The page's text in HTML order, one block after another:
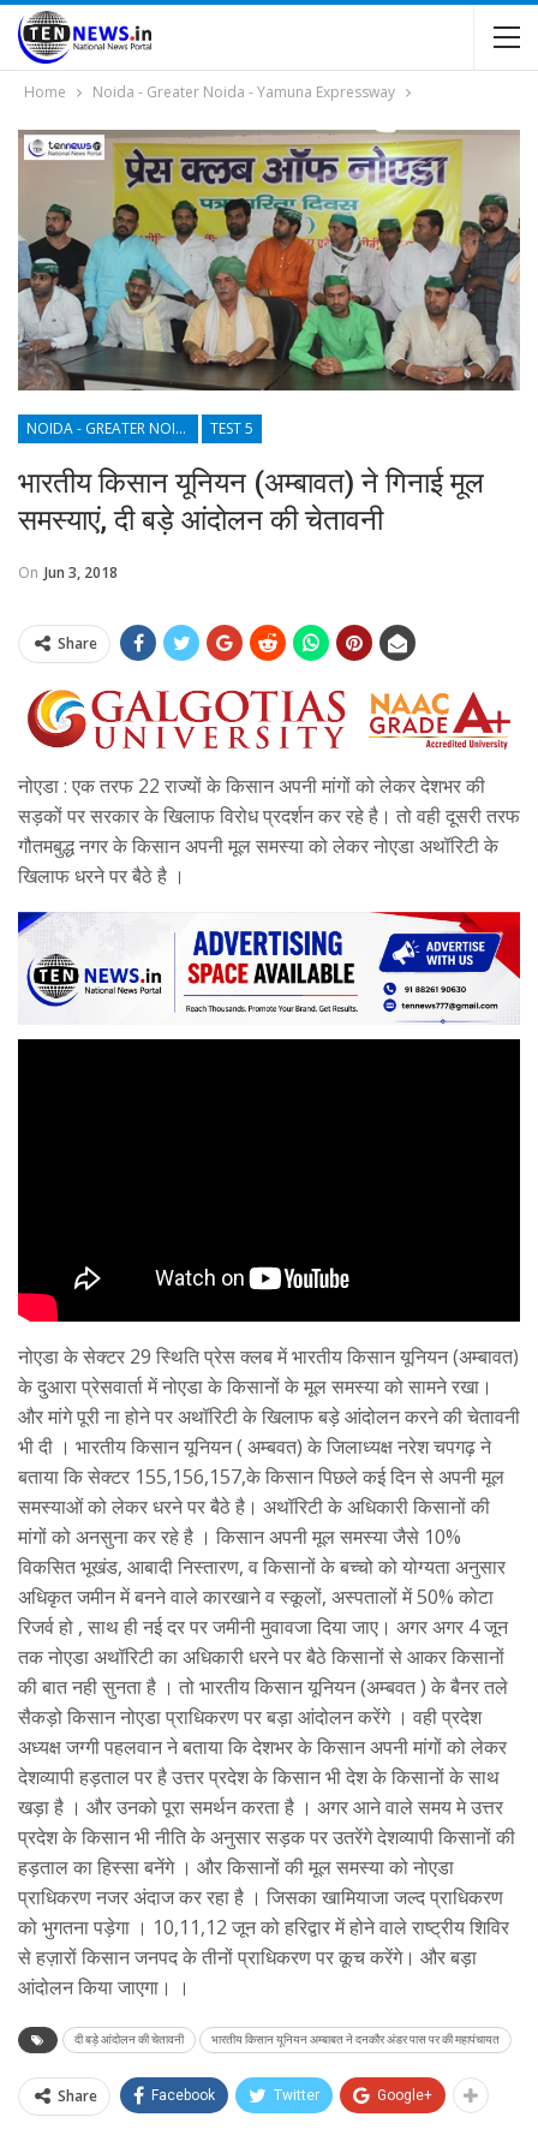
Home Noida - Greater Noida - Yamuna Expressway
NOIDA - GREATER NOIDA - YAMUNA EXPRESSWAY TEST 5
भारतीय किसान यूनियन (अम्बावत) ने गिनाई मूल
समस्याएं, दी बड़े आंदोलन की चेतावनी
On Jun 3, 2018
Share
नोएडा : एक तरफ 22 राज्यों के किसान अपनी मांगों को लेकर देशभर की
सड़कों पर सरकार के खिलाफ विरोध प्रदर्शन कर रहे है। तो वही दूसरी तरफ
गौतमबुद्ध नगर के किसान अपनी मूल समस्या को लेकर नोएडा अथॉरिटी के
खिलाफ धरने पर बैठे है ।
नोएडा के सेक्टर 29 स्थिति प्रेस क्लब में भारतीय किसान यूनियन (अम्बावत)
के दुआरा प्रेसवार्ता में नोएडा के किसानों के मूल समस्या को सामने रखा।
और मांगे पूरी ना होने पर अथॉरिटी के खिलाफ बड़े आंदोलन करने की चेतावनी
भी दी । भारतीय किसान यूनियन ( अम्बवत) के जिलाध्यक्ष नरेश चपगढ़ ने
बताया कि सेक्टर 155,156,157,के किसान पिछले कई दिन से अपनी मूल
समस्याओं को लेकर धरने पर बैठे है। अथॉरिटी के अधिकारी किसानों की
मांगों को अनसुना कर रहे है । किसान अपनी मूल समस्या जैसे 10%
विकसित भूखंड, आबादी निस्तारण, व किसानों के बच्चो को योग्यता अनुसार
अधिकृत जमीन में बनने वाले कारखाने व स्कूलों, अस्पतालों में 50% कोटा
रिजर्व हो , साथ ही नई दर पर जमीनी मुवावजा दिया जाए। अगर अगर 4 जून
तक नोएडा अथॉरिटी का अधिकारी धरने पर बैठे किसानों से आकर किसानों
की बात नही सुनता है । तो भारतीय किसान यूनियन (अम्बवत ) के बैनर तले
सैकड़ो किसान नोएडा प्राधिकरण पर बड़ा आंदोलन करेंगे । वही प्रदेश
अध्यक्ष जग्गी पहलवान ने बताया कि देशभर के किसान अपनी मांगों को लेकर
देशव्यापी हड़ताल पर है उत्तर प्रदेश के किसान भी देश के किसानों के साथ
खड़ा है । और उनको पूरा समर्थन करता है । अगर आने वाले समय मे उत्तर
प्रदेश के किसान भी नीति के अनुसार सड़क पर उतरेंगे देशव्यापी किसानों की
हड़ताल का हिस्सा बनेंगे । और किसानों की मूल समस्या को नोएडा
प्राधिकरण नजर अंदाज कर रहा है । जिसका खामियाजा जल्द प्राधिकरण
को भुगतना पड़ेगा । 10,11,12 जून को हरिद्वार में होने वाले राष्ट्रीय शिविर
से हज़ारों किसान जनपद के तीनों प्राधिकरण पर कूच करेंगे। और बड़ा
आंदोलन किया जाएगा। ।
दी बड़े आंदोलन की चेतावनी भारतीय किसान यूनियन अम्बाबत ने दनकौर अंडर पास पर की महापंचायत
Share Facebook Twitter Google+